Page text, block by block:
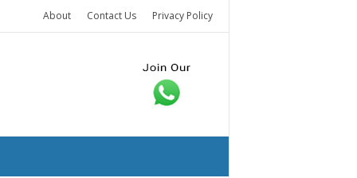
About Contact Us Privacy Policy